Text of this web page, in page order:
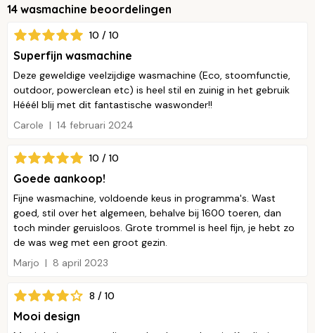
14 wasmachine beoordelingen
10 / 10
Superfijn wasmachine
Deze geweldige veelzijdige wasmachine (Eco, stoomfunctie,
outdoor, powerclean etc) is heel stil en zuinig in het gebruik
Hééél blij met dit fantastische waswonder!!
Carole
14 februari 2024
10 / 10
Goede aankoop!
Fijne wasmachine, voldoende keus in programma's. Wast
goed, stil over het algemeen, behalve bij 1600 toeren, dan
toch minder geruisloos. Grote trommel is heel fijn, je hebt zo
de was weg met een groot gezin.
Marjo
8 april 2023
8 / 10
Mooi design